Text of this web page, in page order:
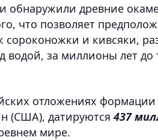
обнаружили древние
что позволяет
и кивсяки,
за миллионы лет до
отложениях
(США), датируются 437
мире.